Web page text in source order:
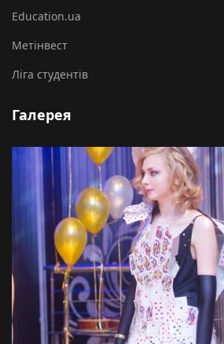
Education.ua
Метінвест
Ліга студентів
Галерея